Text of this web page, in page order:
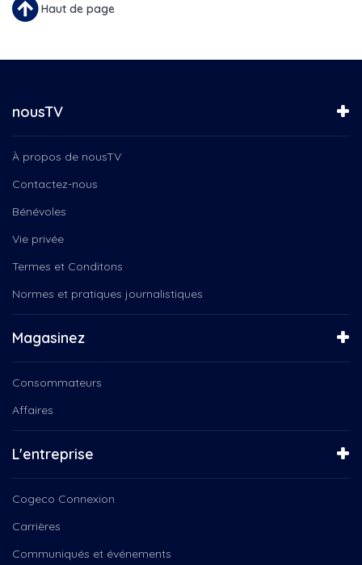
Haut de page
nousTV
À propos de nousTV
Contactez-nous
Bénévoles
Vie privée
Termes et Conditons
Normes et pratiques journalistiques
Magasinez
Consommateurs
Affaires
L'entreprise
Cogeco Connexion
Carrières
Communiqués et événements